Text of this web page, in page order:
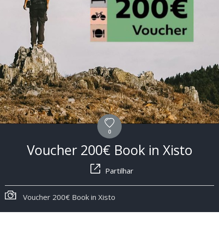
0
Voucher 200€ Book in Xisto
Partilhar
Voucher 200€ Book in Xisto